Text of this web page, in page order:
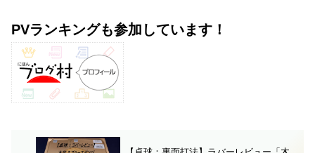
PVランキングも参加しています！